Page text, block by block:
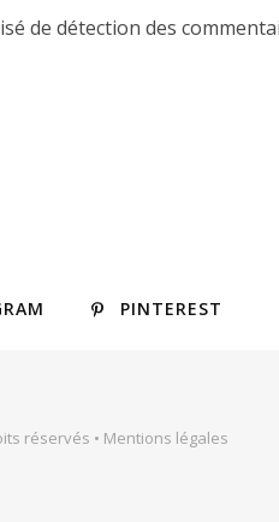
de détection des
PINTEREST
réservés • Mentions légales